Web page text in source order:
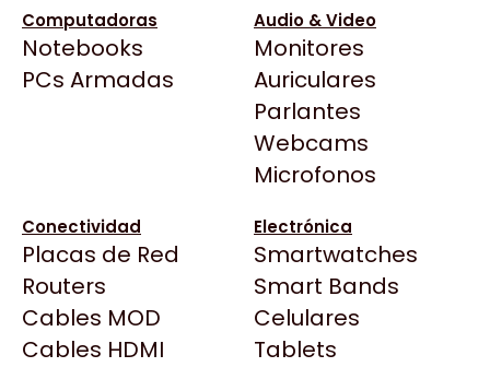
Computadoras
Notebooks
PCs Armadas
Audio & Video
Monitores
Auriculares
Parlantes
Webcams
Microfonos
Conectividad
Placas de Red
Routers
Cables MOD
Cables HDMI
Electrónica
Smartwatches
Smart Bands
Celulares
Tablets
BenQ
CX
Cooler Master
Deepcool
Dell
EVGA
Gamemax
Genesis
Todas las Tiendas
Click Gaming
Compufan Store
Dinobyte
Full H4rd
$33.150
Ver producto en la página de MyM
Computacion